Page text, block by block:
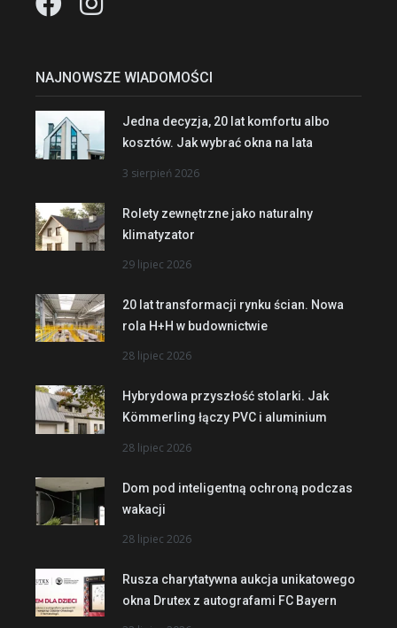
NAJNOWSZE WIADOMOŚCI
Jedna decyzja, 20 lat komfortu albo
kosztów. Jak wybrać okna na lata
3 sierpień 2026
Rolety zewnętrzne jako naturalny
klimatyzator
29 lipiec 2026
20 lat transformacji rynku ścian. Nowa
rola H+H w budownictwie
28 lipiec 2026
Hybrydowa przyszłość stolarki. Jak
Kömmerling łączy PVC i aluminium
28 lipiec 2026
Dom pod inteligentną ochroną podczas
wakacji
28 lipiec 2026
Rusza charytatywna aukcja unikatowego
okna Drutex z autografami FC Bayern